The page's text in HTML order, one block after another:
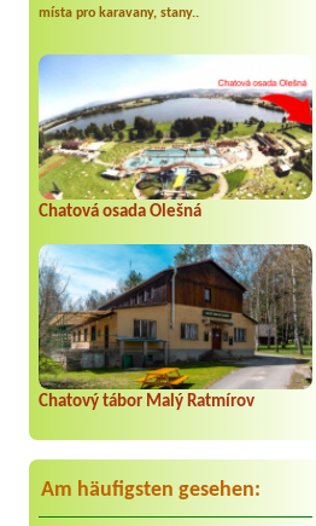
místa pro karavany, stany..
Chatová osada Olešná
Chatový tábor Malý Ratmírov
Am häufigsten gesehen: